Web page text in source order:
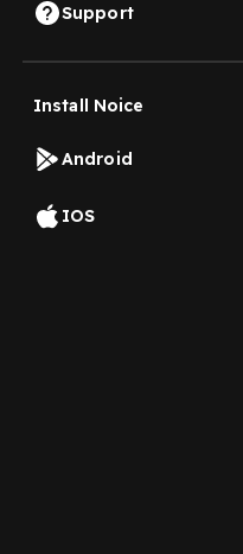
Support
Install Noice
Android
IOS